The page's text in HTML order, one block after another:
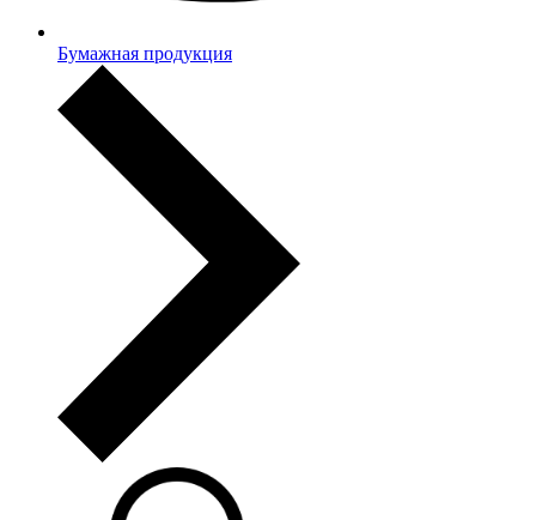
Бумажная продукция